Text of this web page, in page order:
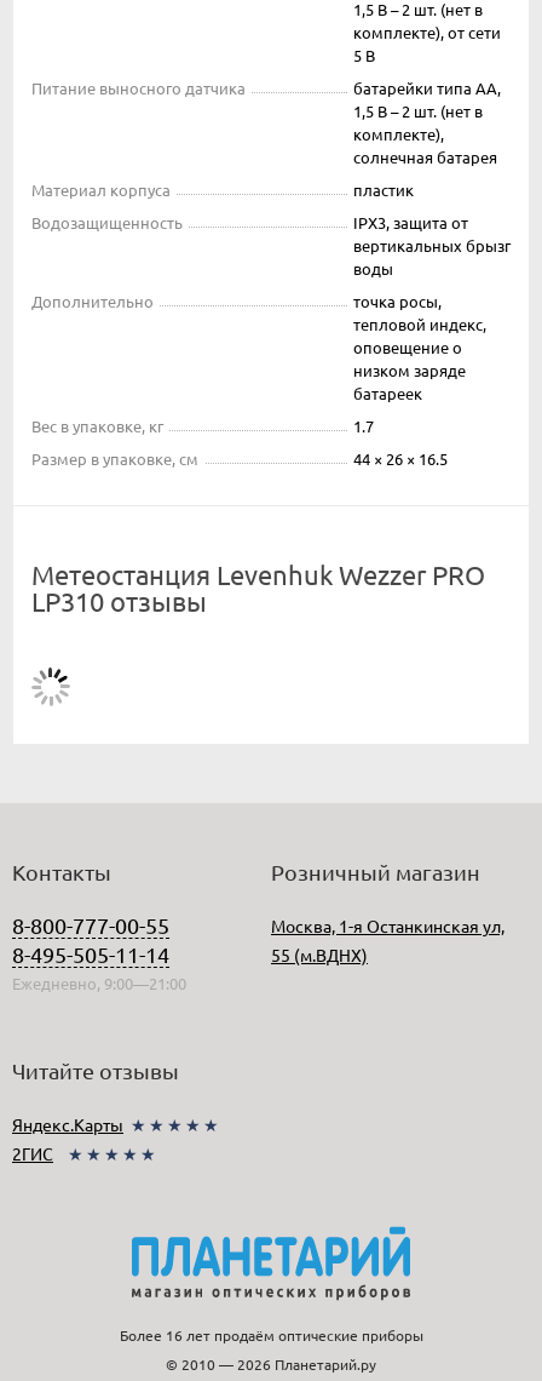
1,5 В – 2 шт. (нет в
комплекте), от сети
5 В
Питание выносного датчика
батарейки типа АА,
1,5 В – 2 шт. (нет в
комплекте),
солнечная батарея
Материал корпуса
пластик
Водозащищенность
IPX3, защита от
вертикальных брызг
воды
Дополнительно
точка росы,
тепловой индекс,
оповещение о
низком заряде
батареек
Вес в упаковке, кг
1.7
Размер в упаковке, см
44 × 26 × 16.5
Метеостанция Levenhuk Wezzer PRO
LP310 отзывы
Контакты
8-800-777-00-55
8-495-505-11-14
Ежедневно, 9:00—21:00
Розничный магазин
Москва, 1-я Останкинская ул,
55 (м.ВДНХ)
Читайте отзывы
Яндекс.Карты ★★★★★
2ГИС
★★★★★
Более 16 лет продаём оптические приборы
© 2010 — 2026 Планетарий.ру